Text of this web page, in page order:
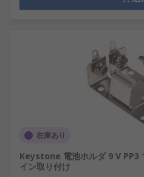
在庫あり
Keystone 電池ホルダ 9 V PP3
イン取り付け